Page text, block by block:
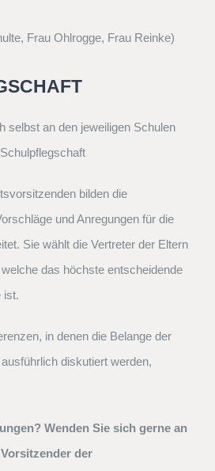
Frau Ohlrogge, Frau Reinke)
selbst an den jeweiligen Schulen
bilden die
und Anregungen für die
Sie wählt die Vertreter der Eltern
das höchste entscheidende
ist.
in denen die Belange der
diskutiert werden,
Wenden Sie sich gerne an
der